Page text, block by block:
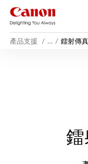
產品支援 … 鐳射傳